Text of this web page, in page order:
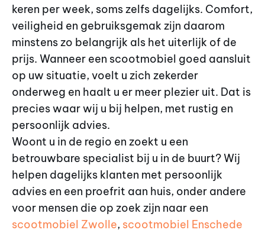
keren per week, soms zelfs dagelijks. Comfort,
veiligheid en gebruiksgemak zijn daarom
minstens zo belangrijk als het uiterlijk of de
prijs. Wanneer een scootmobiel goed aansluit
op uw situatie, voelt u zich zekerder
onderweg en haalt u er meer plezier uit. Dat is
precies waar wij u bij helpen, met rustig en
persoonlijk advies.
Woont u in de regio en zoekt u een
betrouwbare specialist bij u in de buurt? Wij
helpen dagelijks klanten met persoonlijk
advies en een proefrit aan huis, onder andere
voor mensen die op zoek zijn naar een
scootmobiel Zwolle, scootmobiel Enschede